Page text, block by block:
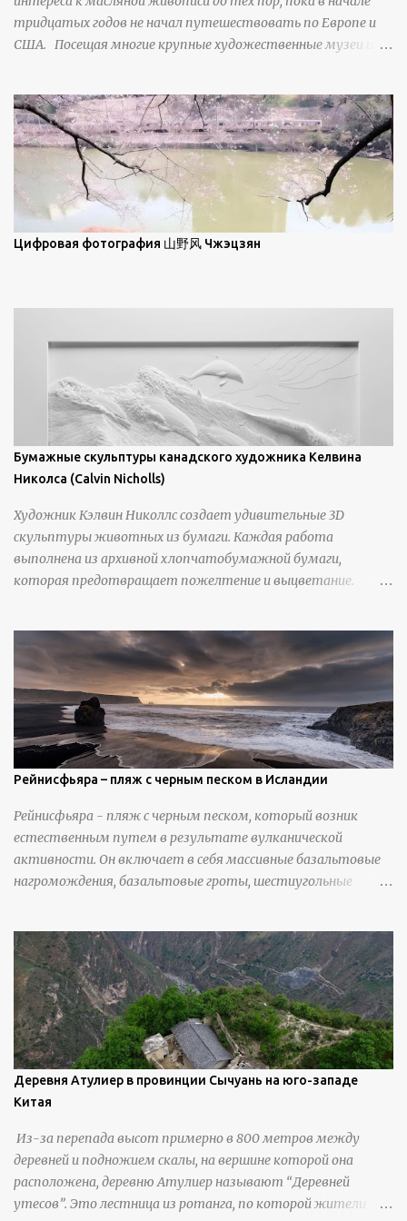
свойства наиболее заметны при угле солнечного света 15° и
ниже; при более высокой солнечной позиции снег
демонстрирует матовое отражение. Эти
тридцатых годов не начал путешествовать по Европе и
США. Посещая многие крупные художественные музеи и
Брайан Шервин прокомментировал картины художника,
заявив, что "Такаюки Харада сочетает в себе классическую
элегантность живописи с реалиями современной жизни. В
некотором смысле, персонажи его картин предлагают
зрителям незаконченный рассказ, который усиливается его
уникальной манерой использования освещения". Для
просмотра всех работ, посетите страницу –
Цифровая фотография 山野风 Чжэцзян
Бумажные скульптуры канадского художника Келвина
Николса (Calvin Nicholls)
Художник Кэлвин Николлс создает удивительные 3D
скульптуры животных из бумаги. Каждая работа
выполнена из архивной хлопчатобумажной бумаги,
которая предотвращает пожелтение и выцветание.
инструменты для текстурирования, чтобы точно
вылепить каждую деталь. источник
https://calvinnicholls.com/
Рейнисфьяра – пляж с черным песком в Исландии
Рейнисфьяра - пляж с черным песком, который возник
естественным путем в результате вулканической
активности. Он включает в себя массивные базальтовые
нагромождения, базальтовые гроты, шестиугольные
Деревня Атулиер в провинции Сычуань на юго-западе
Китая
Из-за перепада высот примерно в 800 метров между
деревней и подножием скалы, на вершине которой она
расположена, деревню Атулиер называют “Деревней
утесов”. Это лестница из ротанга, по которой жители